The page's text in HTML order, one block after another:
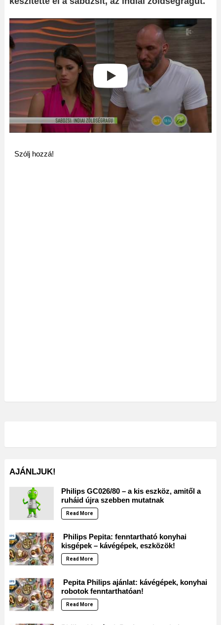
Szólj hozzá!
AJÁNLJUK!
Philips GC026/80 – a kis eszköz, amitől a
ruháid újra szebben mutatnak
Read More
Philips Pepita: fenntartható konyhai
kisgépek – kávégépek, eszközök!
Read More
Pepita Philips ajánlat: kávégépek, konyhai
robotok fenntarthatóan!
Read More